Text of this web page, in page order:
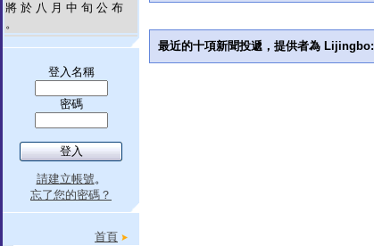
將 於 八 月 中 旬 公 布
。
登入名稱
密碼
請建立帳號。
忘了您的密碼？
首頁
最近的十項新聞投遞，提供者為 Lijingbo: